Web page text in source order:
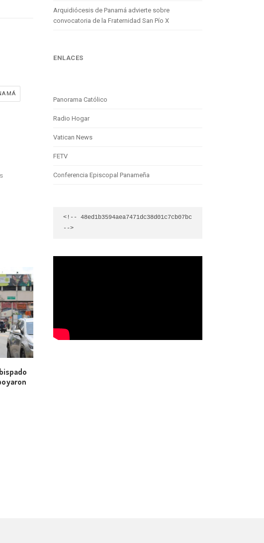
Arquidiócesis de Panamá advierte sobre
convocatoria de la Fraternidad San Pío X
ENLACES
Panorama Católico
Radio Hogar
Vatican News
FETV
Conferencia Episcopal Panameña
<!-- 48ed1b3594aea7471dc38d01c7cb07bc
-->